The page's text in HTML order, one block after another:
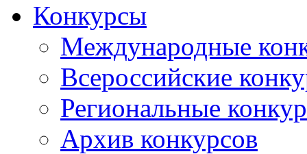
Конкурсы
Международные
Всероссийские
Региональные
Архив конкурсов